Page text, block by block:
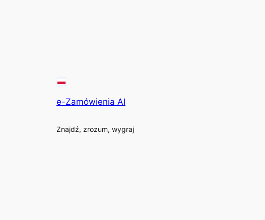
e-Zamówienia AI
Znajdź, zrozum, wygraj